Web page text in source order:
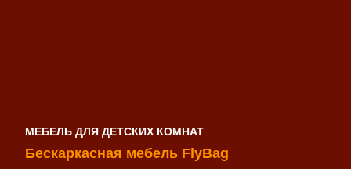
МЕБЕЛЬ ДЛЯ ДЕТСКИХ КОМНАТ
Бескаркасная мебель FlyBag